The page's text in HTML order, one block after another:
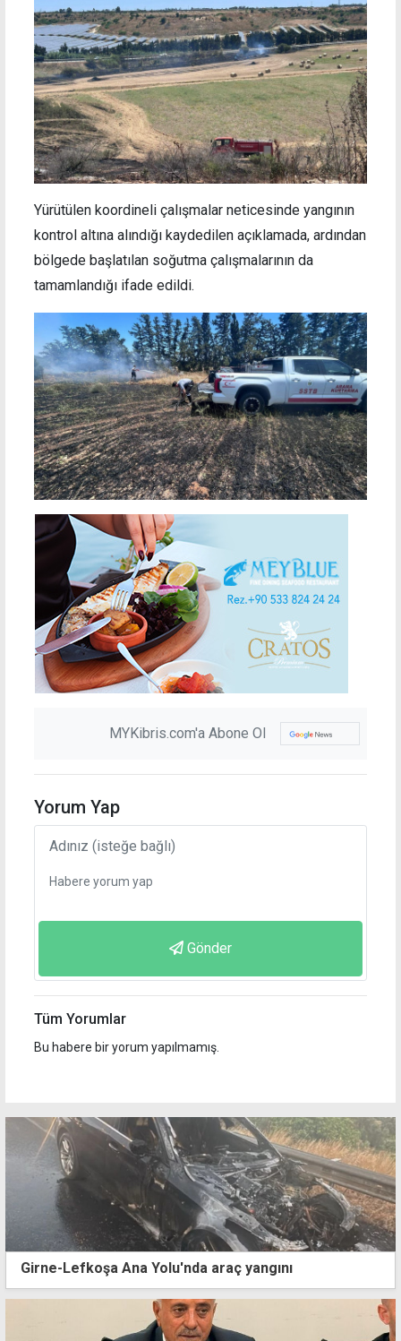
Yürütülen koordineli çalışmalar neticesinde yangının
kontrol altına alındığı kaydedilen açıklamada, ardından
bölgede başlatılan soğutma çalışmalarının da
tamamlandığı ifade edildi.
MYKibris.com'a Abone Ol
Yorum Yap
Gönder
Tüm Yorumlar
Bu habere bir yorum yapılmamış.
Girne-Lefkoşa Ana Yolu'nda araç yangını